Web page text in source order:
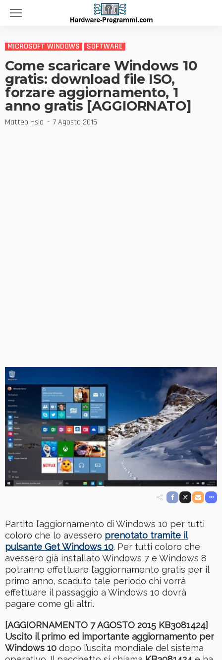
MICROSOFT WINDOWS SOFTWARE
Come scaricare Windows 10
gratis: download file ISO,
forzare aggiornamento, 1
anno gratis [AGGIORNATO]
Matteo Hsia 7 Agosto 2015
Partito l’aggiornamento di Windows 10 per tutti
coloro che lo avessero prenotato tramite il
pulsante Get Windows 10. Per tutti coloro che
avessero già installato Windows 7 e Windows 8
potranno effettuare l’aggiornamento gratis per il
primo anno, scaduto tale periodo chi vorrà
effettuare il passaggio a Windows 10 dovrà
pagare come gli altri.
[AGGIORNAMENTO 7 AGOSTO 2015 KB3081424]
Uscito il primo ed importante aggiornamento per
Windows 10 dopo l’uscita mondiale del sistema